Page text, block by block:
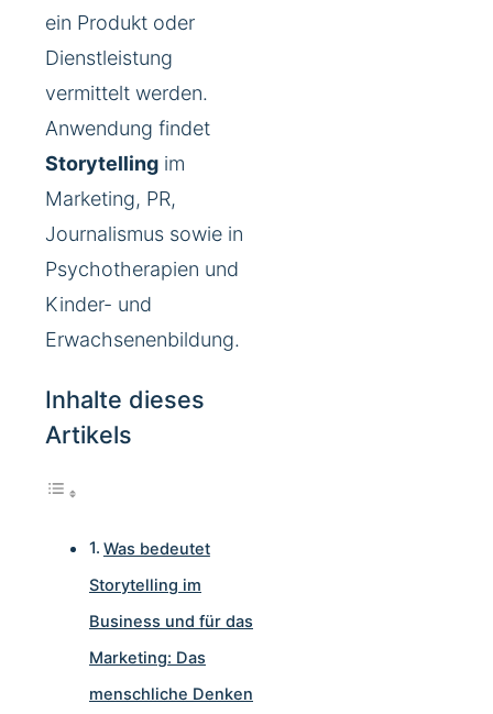
ein Produkt oder
Dienstleistung
vermittelt werden.
Anwendung findet
Storytelling im
Marketing, PR,
Journalismus sowie in
Psychotherapien und
Kinder- und
Erwachsenenbildung.
Inhalte dieses
Artikels
Was bedeutet
Storytelling im
Business und für das
Marketing: Das
menschliche Denken